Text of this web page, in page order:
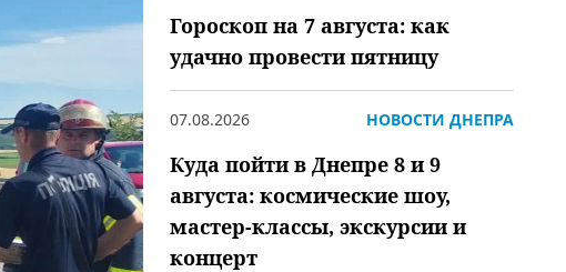
Гороскоп на 7 августа: как
удачно провести пятницу
07.08.2026 НОВОСТИ ДНЕПРА
Куда пойти в Днепре 8 и 9
августа: космические шоу,
мастер-классы, экскурсии и
концерт